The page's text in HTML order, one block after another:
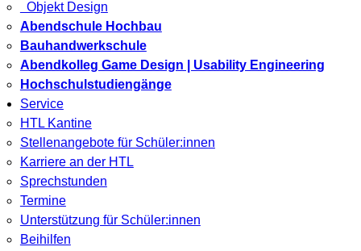
Objekt Design
Abendschule Hochbau
Bauhandwerkschule
Abendkolleg Game Design | Usability Engineering
Hochschulstudiengänge
Service
HTL Kantine
Stellenangebote für Schüler:innen
Karriere an der HTL
Sprechstunden
Termine
Unterstützung für Schüler:innen
Beihilfen